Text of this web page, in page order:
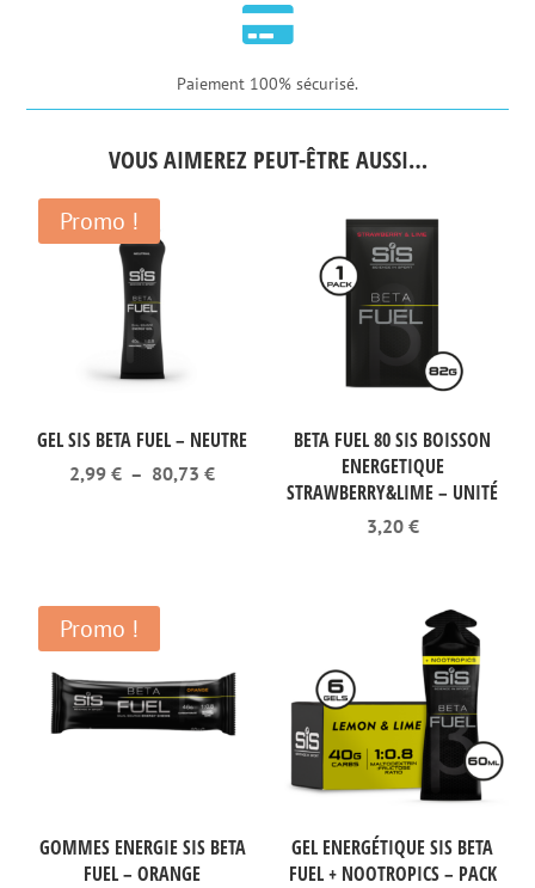
60ml

Paiement 100% sécurisé.
VOUS AIMEREZ PEUT-ÊTRE AUSSI…
Promo !
GEL SIS BETA FUEL – NEUTRE
2,99€ – 80,73€Plage
BETA FUEL 80 SIS BOISSON
ENERGETIQUE
STRAWBERRY&LIME – UNITÉ
3,20 €
Promo !
GOMMES ENERGIE SIS BETA
FUEL – ORANGE
GEL ENERGÉTIQUE SIS BETA
FUEL + NOOTROPICS – PACK